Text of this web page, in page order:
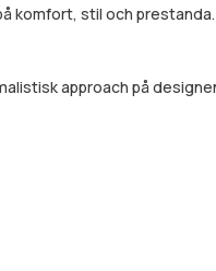
komfort, stil och prestanda.
approach på